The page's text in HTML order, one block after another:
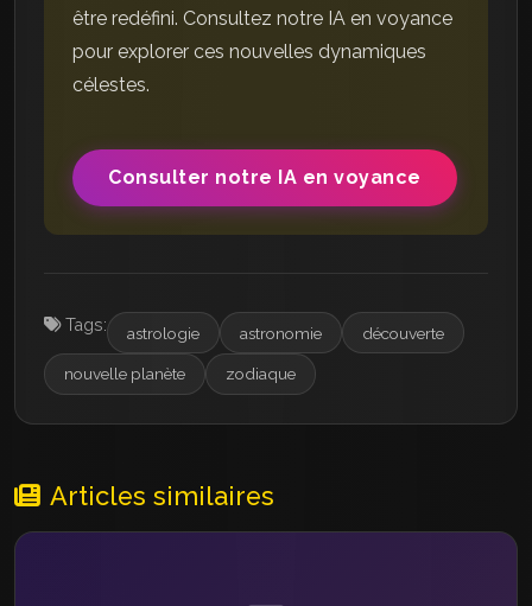
être redéfini. Consultez notre IA en voyance
pour explorer ces nouvelles dynamiques
célestes.
Consulter notre IA en voyance
Tags: astrologie astronomie découverte
nouvelle planète zodiaque
Articles similaires